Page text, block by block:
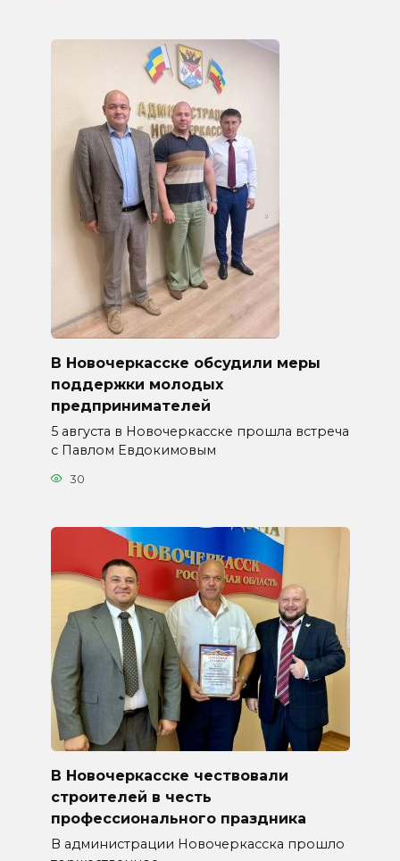
В Новочеркасске обсудили меры
поддержки молодых
предпринимателей
5 августа в Новочеркасске прошла встреча
с Павлом Евдокимовым
30
В Новочеркасске чествовали
строителей в честь
профессионального праздника
В администрации Новочеркасска прошло